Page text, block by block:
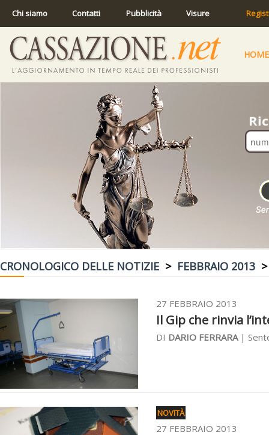
Chi siamo Contatti Pubblicità Visure
HOME
CRONOLOGICO DELLE NOTIZIE > FEBBRAIO 2013
27 FEBBRAIO 2013
Il Gip che rinvia
DI DARIO FERRARA|
NOVITÀ
27 FEBBRAIO 2013